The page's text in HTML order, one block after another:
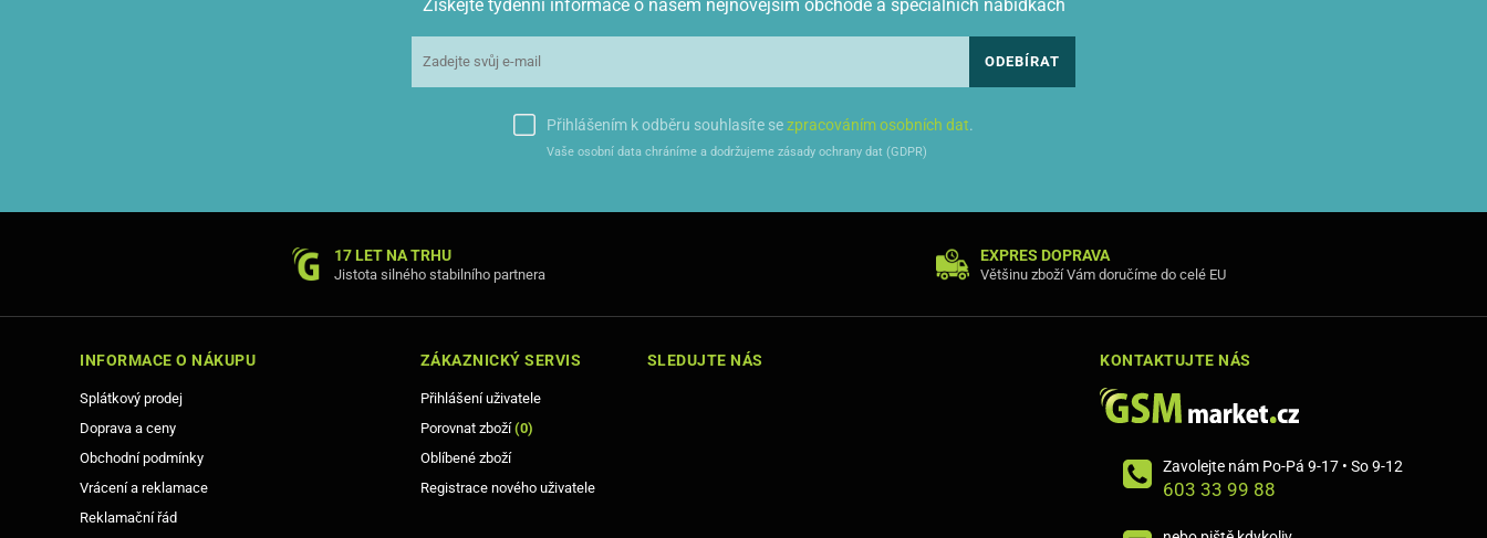
Získejte týdenní informace o našem nejnovějším obchodě a speciálních nabídkách
ODEBÍRAT
Přihlášením k odběru souhlasíte sezpracováním osobních dat.
Vaše osobní data chráníme a dodržujeme zásady ochrany dat (GDPR)
17 LET NA TRHU
Jistota silného stabilního partnera
EXPRES DOPRAVA
Většinu zboží Vám doručíme do celé EU
INFORMACE O NÁKUPU
Splátkový prodej
Doprava a ceny
Obchodní podmínky
Vrácení a reklamace
Reklamační řád
ZÁKAZNICKÝ SERVIS
Přihlášení uživatele
Porovnat zboží(0)
Oblíbené zboží
Registrace nového uživatele
SLEDUJTE NÁS KONTAKTUJTE NÁS
Zavolejte nám Po-Pá 9-17 • So 9-12
603 33 99 88